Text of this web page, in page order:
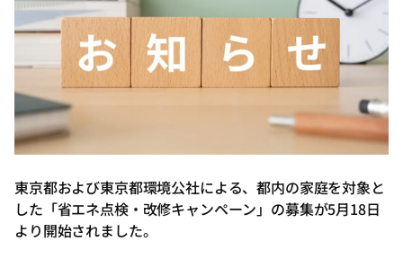
東京都および東京都環境公社による、都内の家庭を対象と
した「省エネ点検・改修キャンペーン」の募集が5月18日
より開始されました。